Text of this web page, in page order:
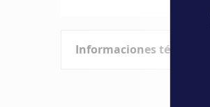
de
Informaciones técnicas